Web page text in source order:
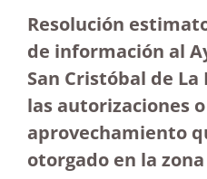
Resolución
de información al
San Cristóbal de
las autorizaciones
aprovechamiento
otorgado en la